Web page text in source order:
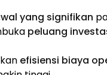
yang signifikan
peluang
efisiensi biaya